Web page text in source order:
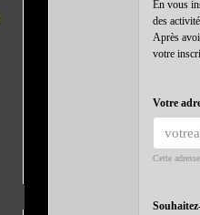
En vous
des
Après
votre
Votre
Cette